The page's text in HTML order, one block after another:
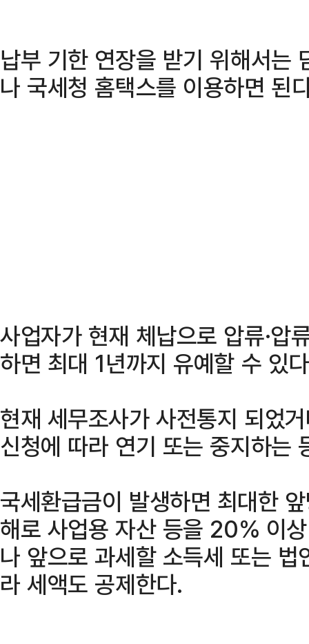
납부 기한 연장을 받기 위해서는
나 국세청 홈택스를 이용하면 된
사업자가 현재 체납으로 압류·압
하면 최대 1년까지 유예할 수 있
현재 세무조사가 사전통지 되었
신청에 따라 연기 또는 중지하는
국세환급금이 발생하면 최대한
해로 사업용 자산 등을 20% 이
나 앞으로 과세할 소득세 또는
라 세액도 공제한다.